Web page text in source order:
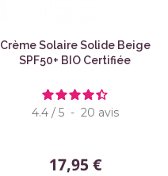
Crème Solaire Solide Beige
SPF50+ BIO Certifiée
4.4 / 5 - 20 avis
17,95 €